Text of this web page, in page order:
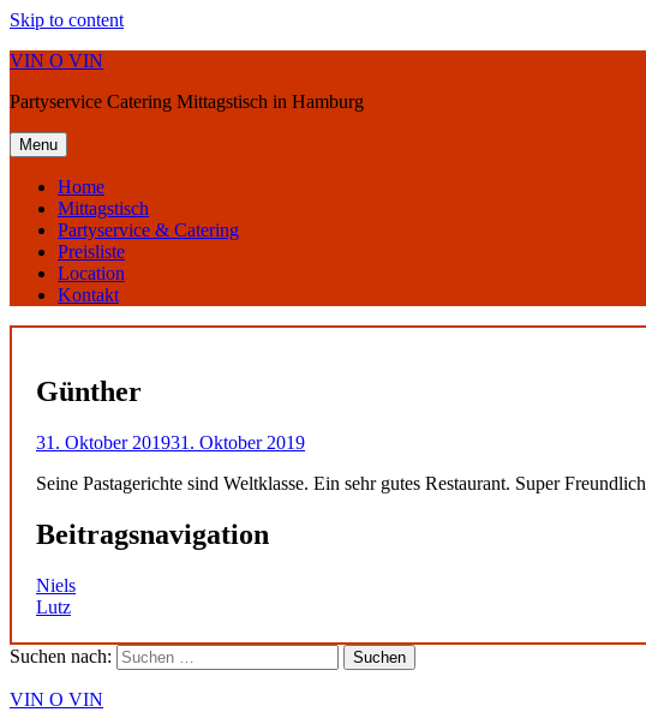
Skip to content
VIN O VIN
Partyservice Catering Mittagstisch in Hamburg
Menu
Home
Mittagstisch
Partyservice & Catering
Preisliste
Location
Kontakt
Günther
31. Oktober 201931. Oktober 2019
Seine Pastagerichte sind Weltklasse. Ein sehr gutes Restaurant. Super Freundlich
Beitragsnavigation
Niels
Lutz
Suchen nach:
VIN O VIN